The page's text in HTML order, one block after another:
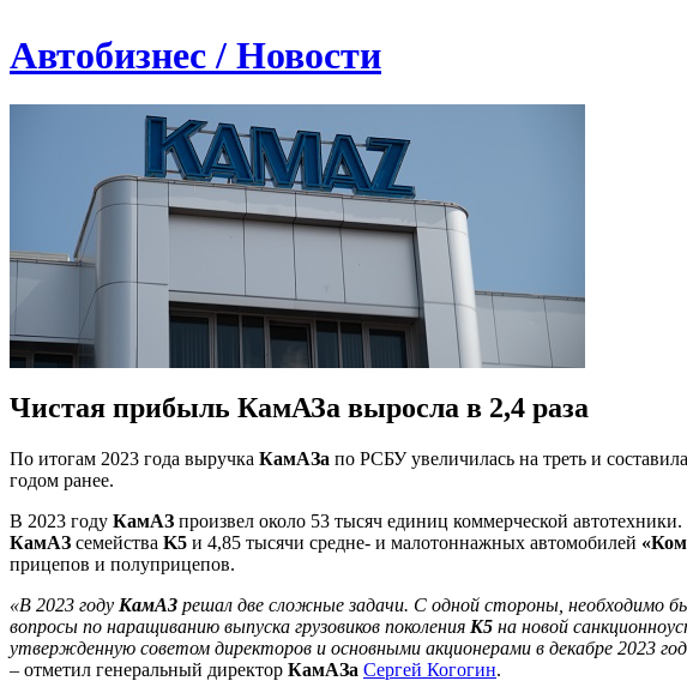
Автобизнес / Новости
Чистая прибыль КамАЗа выросла в 2,4 раза
По итогам 2023 года выручка КамАЗа по РСБУ увеличилась на треть и
годом ранее.
В 2023 году КамАЗ произвел около 53 тысяч единиц коммерческой
КамАЗ семейства K5 и 4,85 тысячи средне- и малотоннажных автомобилей
прицепов и полуприцепов.
«В 2023 году КамАЗ решал две сложные задачи. С одной стороны, необходимо
вопросы по наращиванию выпуска грузовиков поколения К5 на новой
утвержденную советом директоров и основными акционерами в декабре 2023
– отметил генеральный директор КамАЗа Сергей Когогин.